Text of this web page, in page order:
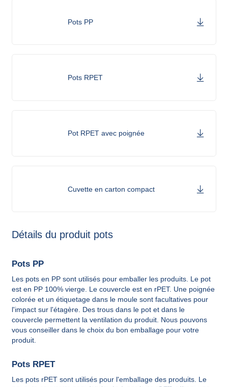
Pots PP
Pots RPET
Pot RPET avec poignée
Cuvette en carton compact
Détails du produit pots
Pots PP
Les pots en PP sont utilisés pour emballer les produits. Le pot
est en PP 100% vierge. Le couvercle est en rPET. Une poignée
colorée et un étiquetage dans le moule sont facultatives pour
l'impact sur l'étagère. Des trous dans le pot et dans le
couvercle permettent la ventilation du produit. Nous pouvons
vous conseiller dans le choix du bon emballage pour votre
produit.
Pots RPET
Les pots rPET sont utilisés pour l'emballage des produits. Le